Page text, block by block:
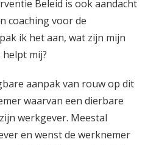
Beleid is ook aandacht
coaching voor de
ik het aan, wat zijn mijn
mij?
aanpak van rouw op dit
waarvan een dierbare
werkgever. Meestal
en wenst de werknemer